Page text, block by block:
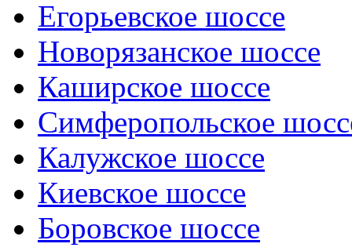
Егорьевское шоссе
Новорязанское шоссе
Каширское шоссе
Симферопольское
Калужское шоссе
Киевское шоссе
Боровское шоссе